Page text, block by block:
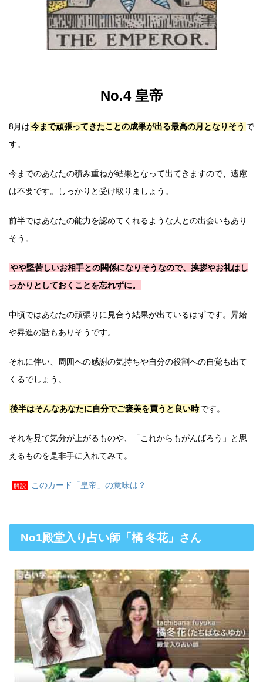
No.4 皇帝
8月は今まで頑張ってきたことの成果が出る最高の月となりそう で
す。
今までのあなたの積み重ねが結果となって出てきますので、遠慮
は不要です。しっかりと受け取りましょう。
前半ではあなたの能力を認めてくれるような人との出会いもあり
そう。
やや堅苦しいお相手との関係になりそうなので、挨拶やお礼はし
っかりとしておくことを忘れずに。
中頃ではあなたの頑張りに見合う結果が出ているはずです。昇給
や昇進の話もありそうです。
それに伴い、周囲への感謝の気持ちや自分の役割への自覚も出て
くるでしょう。
後半はそんなあなたに自分でご褒美を買うと良い時です。
それを見て気分が上がるものや、「これからもがんばろう」と思
えるものを是非手に入れてみて。
解説 このカード「皇帝」の意味は？
No1殿堂入り占い師「橘 冬花」さん